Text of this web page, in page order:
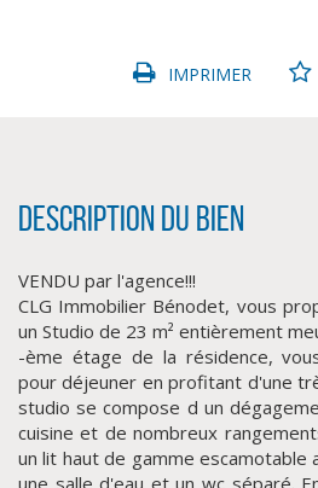
IMPRIMER
Description du bien
VENDU par l'agence!!!
CLG Immobilier Bénodet, vous
un Studio de 23 m² entièrement
-ème étage de la résidence,
pour déjeuner en profitant d'une
studio se compose d un
cuisine et de nombreux
un lit haut de gamme escamotable
une salle d'eau et un wc séparé.